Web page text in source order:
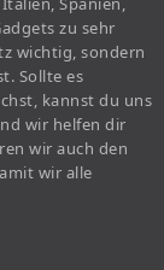
zu sehr
wichtig, sondern
Sollte es
kannst du uns
wir helfen dir
wir auch den
wir alle